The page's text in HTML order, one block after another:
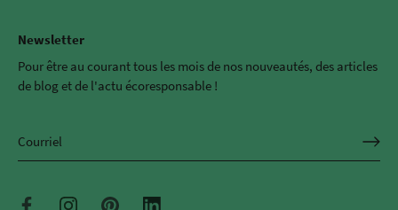
Newsletter
Pour être au courant tous les mois de nos nouveautés, des articles
de blog et de l'actu écoresponsable !